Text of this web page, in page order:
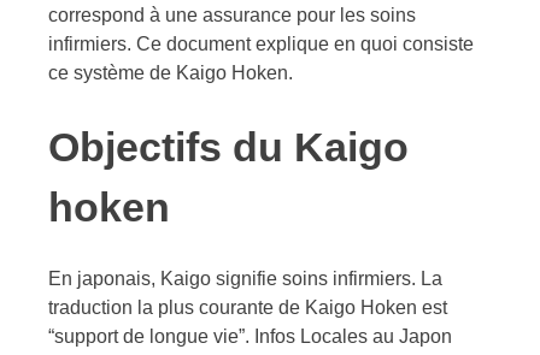
correspond à une assurance pour les soins
infirmiers. Ce document explique en quoi consiste
ce système de Kaigo Hoken.
Objectifs du Kaigo
hoken
En japonais, Kaigo signifie soins infirmiers. La
traduction la plus courante de Kaigo Hoken est
“support de longue vie”. Infos Locales au Japon